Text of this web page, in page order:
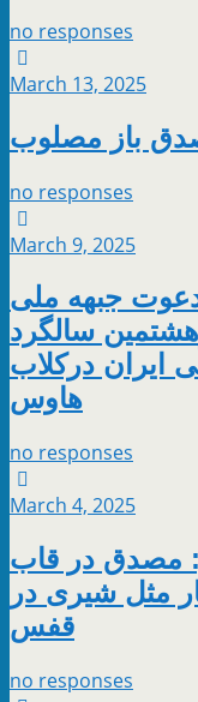
no responses
March 13, 2025
باز مصلوب
no responses
March 9, 2025
جبهه ملی
هشتمین سالگرد
ایران درکلاب
هاوس
no responses
March 4, 2025
مصدق در قاب
مثل شیری در
قفس
no responses